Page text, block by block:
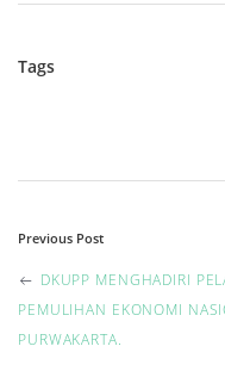
Tags
P
o
s
Previous Post
DKUPP MENGHADIRI
PEMULIHAN EKONOMI
PURWAKARTA.